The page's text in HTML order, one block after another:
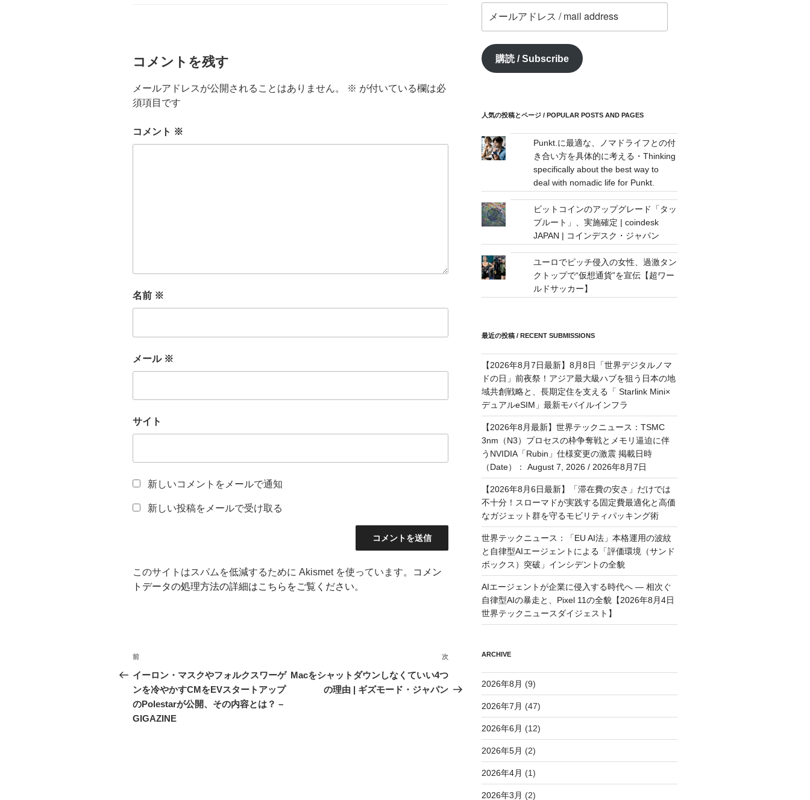
コメントを残す
メールアドレスが公開されることはありません。 ※ が付いている欄は必
須項目です
コメント ※
名前 ※
メール ※
サイト
新しいコメントをメールで通知
新しい投稿をメールで受け取る
このサイトはスパムを低減するために Akismet を使っています。
コメン
トデータの処理方法の詳細はこちらをご覧ください。
投
稿
ナ
ビ
前
の
投
稿
前
イーロン・マスクやフォルクスワーゲ
ンを冷やかすCMをEVスタートアップ
のPolestarが公開、その内容とは？ –
GIGAZINE
次
の
投
次
Macをシャットダウンしなくていい4つ
の理由 | ギズモード・ジャパン
ア
ド
mail
購読 / Subscribe
人気の投稿とページ / POPULAR POSTS AND PAGES
Punkt.に最適な、ノマドライフとの付
き合い方を具体的に考える・Thinking
specifically about the best way to
deal with nomadic life for Punkt.
ビットコインのアップグレード「タッ
プルート」、実施確定 | coindesk
JAPAN | コインデスク・ジャパン
ユーロでピッチ侵入の女性、過激タン
クトップで“仮想通貨”を宣伝【超ワー
ルドサッカー】
最近の投稿 / RECENT SUBMISSIONS
【2026年8月7日最新】8月8日「世界デジタルノマ
ドの日」前夜祭！アジア最大級ハブを狙う日本の地
域共創戦略と、長期定住を支える「 Starlink Mini×
デュアルeSIM」最新モバイルインフラ
【2026年8月最新】世界テックニュース：TSMC
3nm（N3）プロセスの枠争奪戦とメモリ逼迫に伴
うNVIDIA「Rubin」仕様変更の激震 掲載日時
（Date）： August 7, 2026 / 2026年8月7日
【2026年8月6日最新】「滞在費の安さ」だけでは
不十分！スローマドが実践する固定費最適化と高価
なガジェット群を守るモビリティパッキング術
世界テックニュース：「EU AI法」本格運用の波紋
と自律型AIエージェントによる「評価環境（サンド
ボックス）突破」インシデントの全貌
AIエージェントが企業に侵入する時代へ — 相次ぐ
自律型AIの暴走と、Pixel 11の全貌【2026年8月4日
世界テックニュースダイジェスト】
ARCHIVE
2026年8月 (9)
2026年7月 (47)
2026年6月 (12)
2026年5月 (2)
2026年4月 (1)
2026年3月 (2)